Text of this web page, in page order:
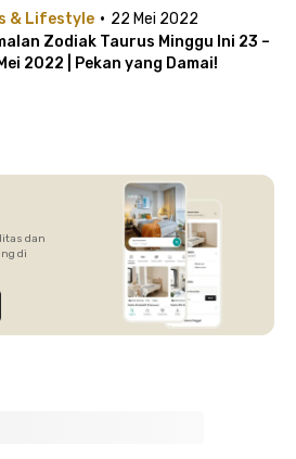
& Lifestyle · 22 Mei 2022
Zodiak Taurus Minggu Ini 23 –
2022 | Pekan yang Damai!
dan
di